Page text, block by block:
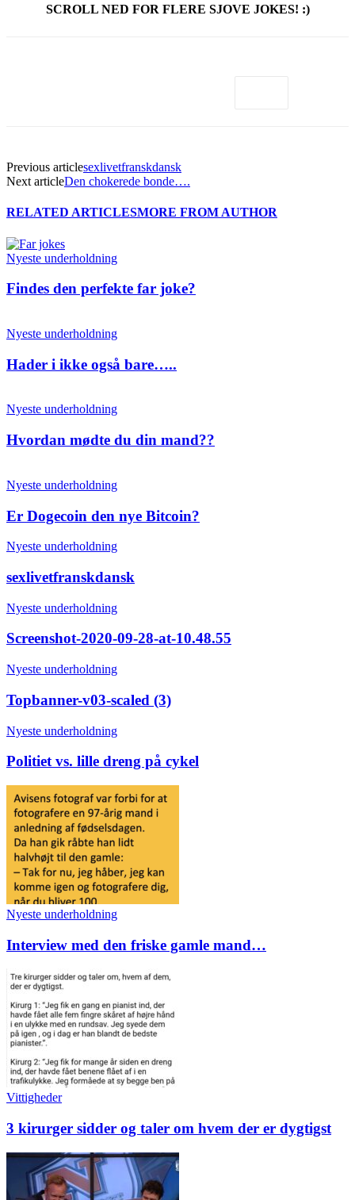
SCROLL NED FOR FLERE SJOVE JOKES! :)
Previous articlesexlivetfranskdansk
Next articleDen chokerede bonde….
RELATED ARTICLESMORE FROM AUTHOR
Nyeste underholdning
Findes den perfekte far joke?
Nyeste underholdning
Hader i ikke også bare…..
Nyeste underholdning
Hvordan mødte du din mand??
Nyeste underholdning
Er Dogecoin den nye Bitcoin?
Nyeste underholdning
sexlivetfranskdansk
Nyeste underholdning
Screenshot-2020-09-28-at-10.48.55
Nyeste underholdning
Topbanner-v03-scaled (3)
Nyeste underholdning
Politiet vs. lille dreng på cykel
Nyeste underholdning
Interview med den friske gamle mand…
Vittigheder
3 kirurger sidder og taler om hvem der er dygtigst